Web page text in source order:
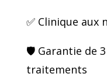
✅ Clinique aux
🛡️ Garantie de
traitements